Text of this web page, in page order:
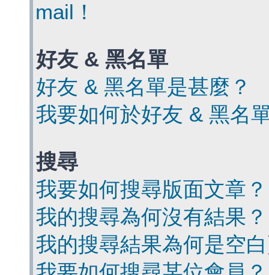
mail！
好友 & 黑名單
好友 & 黑名單是甚麼？
我要如何於好友 & 黑名
搜尋
我要如何搜尋版面文章？
我的搜尋為何沒有結果？
我的搜尋結果為何是空